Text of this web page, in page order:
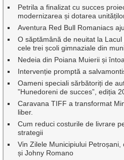
Petrila a finalizat cu succes
modernizarea și dotarea
Aventura Red Bull Romaniacs
O săptămână de neuitat la
cele trei școli gimnaziale din
Nedeia din Poiana Muierii și
Intervenție promptă a
Oameni speciali sărbătoriți de
”Hunedoreni de succes”, ediția
Caravana TIFF a transformat
liber.
Cum reduci costurile de livrare
strategii
Vin Zilele Municipiului
și Johny Romano